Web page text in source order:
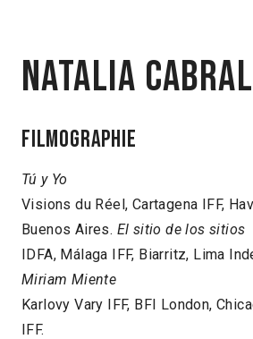
Natalia Cabral
Filmographie
Tú y Yo
Visions du Réel, Cartagena IFF,
Buenos Aires. El sitio de los sitios
IDFA, Málaga IFF, Biarritz, Lima
Miriam Miente
Karlovy Vary IFF, BFI London,
IFF.